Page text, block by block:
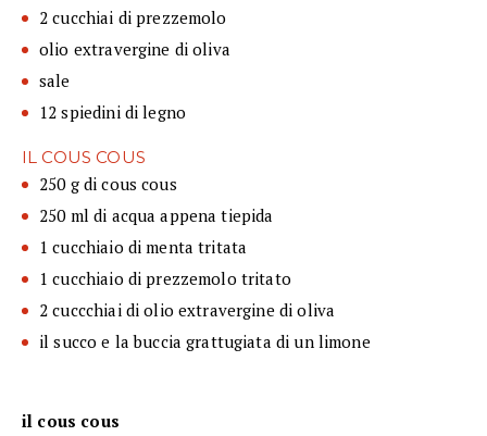
2 cucchiai di prezzemolo
olio extravergine di oliva
sale
12 spiedini di legno
IL COUS COUS
250 g di cous cous
250 ml di acqua appena tiepida
1 cucchiaio di menta tritata
1 cucchiaio di prezzemolo tritato
2 cuccchiai di olio extravergine di oliva
il succo e la buccia grattugiata di un limone
il cous cous